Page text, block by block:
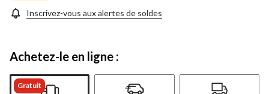
Inscrivez-vous aux alertes de soldes
Achetez-le en ligne :
Gratuit